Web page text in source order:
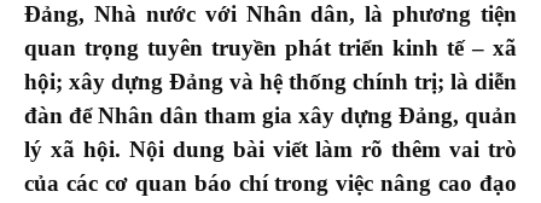
Đảng, Nhà nước với Nhân dân, là phương tiện
quan trọng tuyên truyền phát triển kinh tế – xã
hội; xây dựng Đảng và hệ thống chính trị; là diễn
đàn để Nhân dân tham gia xây dựng Đảng, quản
lý xã hội. Nội dung bài viết làm rõ thêm vai trò
của các cơ quan báo chí trong việc nâng cao đạo